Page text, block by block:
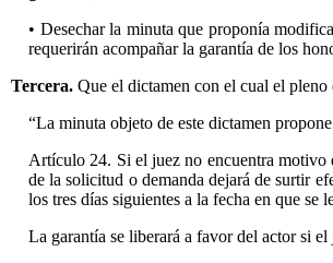
• Desechar la minuta que proponía
requerirán acompañar la garantía de los
Tercera. Que el dictamen con el cual el pleno
“La minuta objeto de este dictamen
Artículo 24. Si el juez no encuentra motivo
de la solicitud o demanda dejará de surtir
los tres días siguientes a la fecha en que se
La garantía se liberará a favor del actor si